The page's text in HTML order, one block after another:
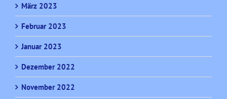
März 2023
Februar 2023
Januar 2023
Dezember 2022
November 2022